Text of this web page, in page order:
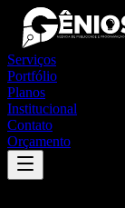
Serviços
Portfólio
Planos
Institucional
Contato
Orçamento